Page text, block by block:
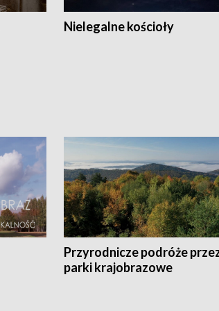
Nielegalne kościoły
Przyrodnicze podróże
parki krajobrazowe